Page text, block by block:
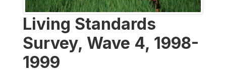
Living Standards
Survey, Wave 4, 1998-
1999